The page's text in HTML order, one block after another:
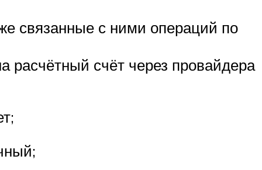
связанные с ними операций по
расчётный счёт через провайдера